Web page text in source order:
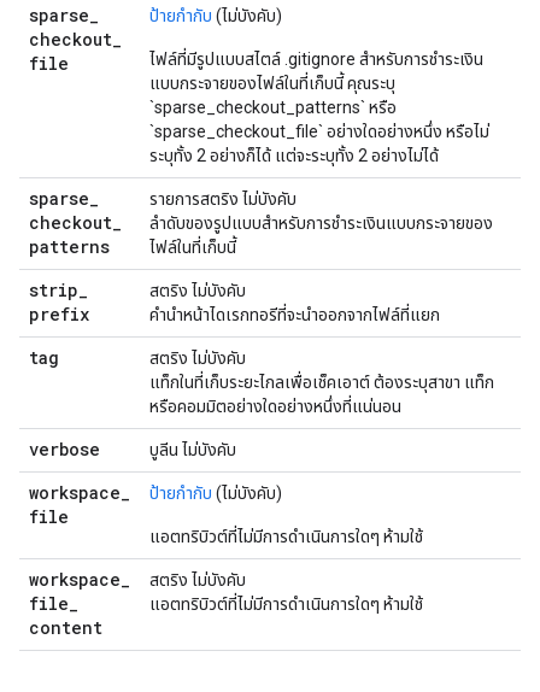
sparse_
checkout_
file
ป้ายกำกับ (ไม่บังคับ)
ไฟล์ที่มีรูปแบบสไตล์ .gitignore สำหรับการชำระเงิน
แบบกระจายของไฟล์ในที่เก็บนี้ คุณระบุ
`sparse_checkout_patterns` หรือ
`sparse_checkout_file` อย่างใดอย่างหนึ่ง หรือไม่
ระบุทั้ง 2 อย่างก็ได้ แต่จะระบุทั้ง 2 อย่างไม่ได้
sparse_
checkout_
patterns
รายการสตริง ไม่บังคับ
ลำดับของรูปแบบสำหรับการชำระเงินแบบกระจายของ
ไฟล์ในที่เก็บนี้
strip_
prefix
สตริง ไม่บังคับ
คำนำหน้าไดเรกทอรีที่จะนำออกจากไฟล์ที่แยก
tag
สตริง ไม่บังคับ
แท็กในที่เก็บระยะไกลเพื่อเช็คเอาต์ ต้องระบุสาขา แท็ก
หรือคอมมิตอย่างใดอย่างหนึ่งที่แน่นอน
verbose บูลีน ไม่บังคับ
workspace_
file
ป้ายกำกับ (ไม่บังคับ)
แอตทริบิวต์ที่ไม่มีการดำเนินการใดๆ ห้ามใช้
workspace_
file_
content
สตริง ไม่บังคับ
แอตทริบิวต์ที่ไม่มีการดำเนินการใดๆ ห้ามใช้